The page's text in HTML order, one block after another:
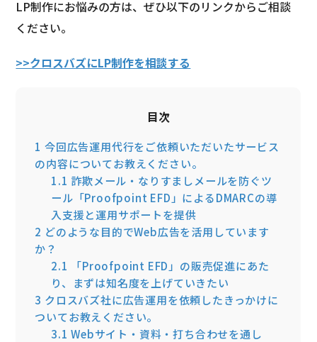
LP制作にお悩みの方は、ぜひ以下のリンクからご相談
ください。
>>クロスバズにLP制作を相談する
目次
1 今回広告運用代行をご依頼いただいたサービス
の内容についてお教えください。
1.1 詐欺メール・なりすましメールを防ぐツ
ール「Proofpoint EFD」によるDMARCの導
入支援と運用サポートを提供
2 どのような目的でWeb広告を活用しています
か？
2.1
「Proofpoint EFD」の販売促進にあた
り、まずは知名度を上げていきたい
3 クロスバズ社に広告運用を依頼したきっかけに
ついてお教えください。
3.1 Webサイト・資料・打ち合わせを通し